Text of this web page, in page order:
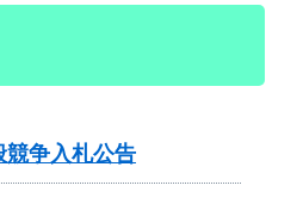
争入札公告